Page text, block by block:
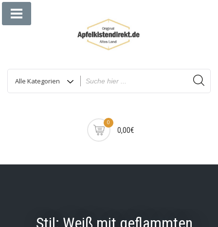
Zum
Inhalt
0
0,00€
Stil: Weiß mit geflammten